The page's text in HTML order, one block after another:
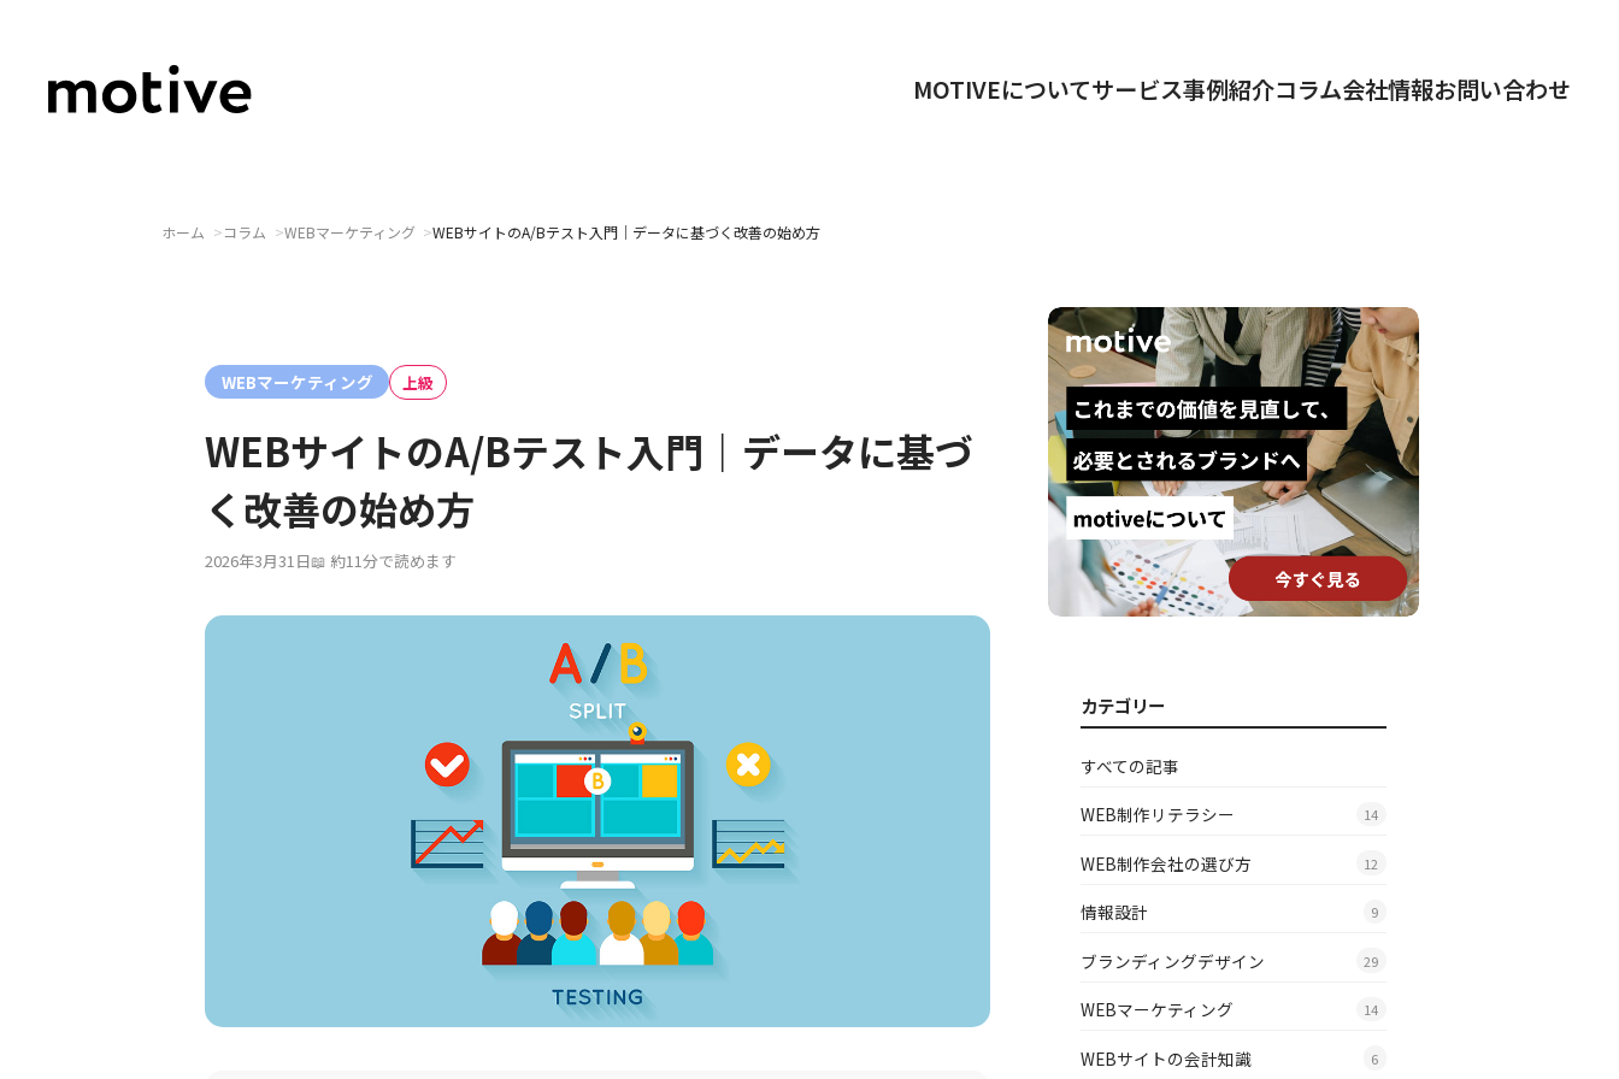
MOTIVEについてサービス事例紹介コラム会社情報お問い合わせ
✕
ホーム コラム WEBマーケティング WEBサイトのA/Bテスト入門｜データに基づく改善の始め方
WEBマーケティング 上級
WEBサイトのA/Bテスト入門｜データに基づ
く改善の始め方
2026年3月31日 約11分で読めます
カテゴリー
すべての記事
WEB制作リテラシー 14
WEB制作会社の選び方 12
情報設計 9
ブランディングデザイン 29
WEBマーケティング 14
WEBサイトの会計知識 6